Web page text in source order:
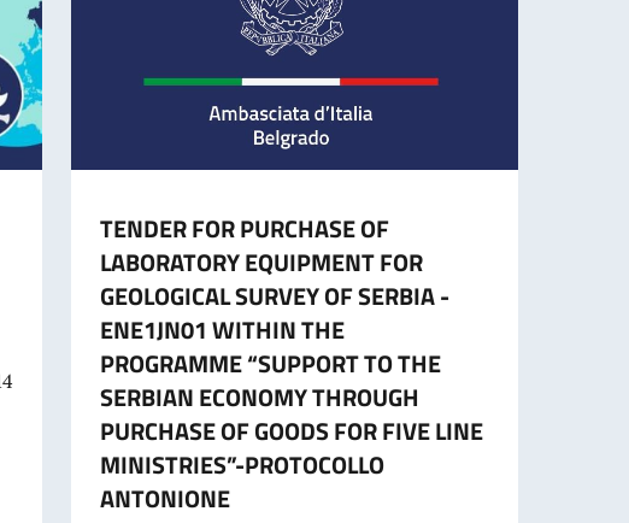
TENDER FOR PURCHASE OF
LABORATORY EQUIPMENT FOR
GEOLOGICAL SURVEY OF SERBIA -
ENE1JN01 WITHIN THE
PROGRAMME “SUPPORT TO THE
SERBIAN ECONOMY THROUGH
PURCHASE OF GOODS FOR FIVE LINE
MINISTRIES”-PROTOCOLLO
ANTONIONE